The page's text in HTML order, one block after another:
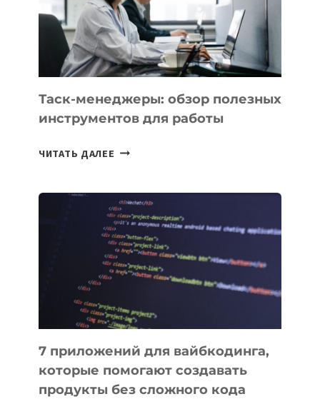
ИСКУССТВЕННОМУ
ИНТЕЛЛЕКТУ
Таск-менеджеры: обзор полезных
инструментов для работы
ЧИТАТЬ ДАЛЕЕ ТАСК-
ПОЛЕЗНЫХ
ИНСТРУМЕНТОВ
ДЛЯ
РАБОТЫ
7 приложений для вайбкодинга,
которые помогают создавать
продукты без сложного кода